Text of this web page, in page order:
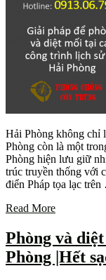
Hải Phòng không chỉ
Phòng còn là một
Phòng hiện lưu giữ
trúc truyền thống với
điển Pháp tọa lạc
Read More
Phòng và
Phòng |Hết